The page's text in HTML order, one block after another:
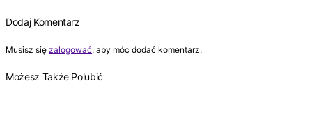
Dodaj Komentarz
Musisz się zalogować, aby móc dodać komentarz.
Możesz Także Polubić